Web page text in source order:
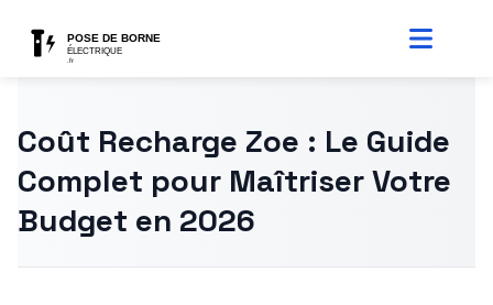
Coût Recharge Zoe : Le Guide
Complet pour Maîtriser Votre
Budget en 2026